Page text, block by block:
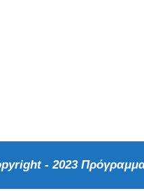
- 2023